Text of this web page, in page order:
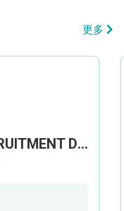
更多
THE REPULSE BAY RECRUITMENT DAY 淺水灣影灣園人才招聘會